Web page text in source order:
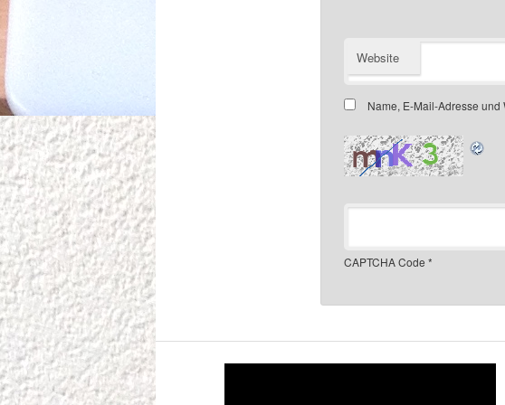
Website
Name, E-Mail-Adresse
CAPTCHA Code *